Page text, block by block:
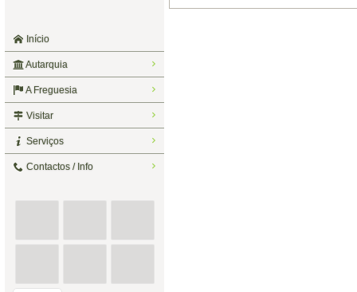
Início
Autarquia
A Freguesia
Visitar
Serviços
Contactos / Info